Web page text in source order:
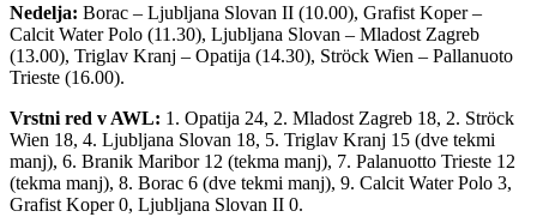
Nedelja: Borac – Ljubljana Slovan II (10.00), Grafist Koper –
Calcit Water Polo (11.30), Ljubljana Slovan – Mladost Zagreb
(13.00), Triglav Kranj – Opatija (14.30), Ströck Wien – Pallanuoto
Trieste (16.00).
Vrstni red v AWL: 1. Opatija 24, 2. Mladost Zagreb 18, 2. Ströck
Wien 18, 4. Ljubljana Slovan 18, 5. Triglav Kranj 15 (dve tekmi
manj), 6. Branik Maribor 12 (tekma manj), 7. Palanuotto Trieste 12
(tekma manj), 8. Borac 6 (dve tekmi manj), 9. Calcit Water Polo 3,
Grafist Koper 0, Ljubljana Slovan II 0.